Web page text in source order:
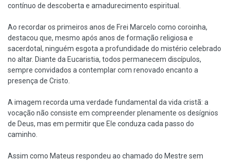
contínuo de descoberta e amadurecimento espiritual.
Ao recordar os primeiros anos de Frei Marcelo como coroinha,
destacou que, mesmo após anos de formação religiosa e
sacerdotal, ninguém esgota a profundidade do mistério celebrado
no altar. Diante da Eucaristia, todos permanecem discípulos,
sempre convidados a contemplar com renovado encanto a
presença de Cristo.
A imagem recorda uma verdade fundamental da vida cristã: a
vocação não consiste em compreender plenamente os desígnios
de Deus, mas em permitir que Ele conduza cada passo do
caminho.
Assim como Mateus respondeu ao chamado do Mestre sem